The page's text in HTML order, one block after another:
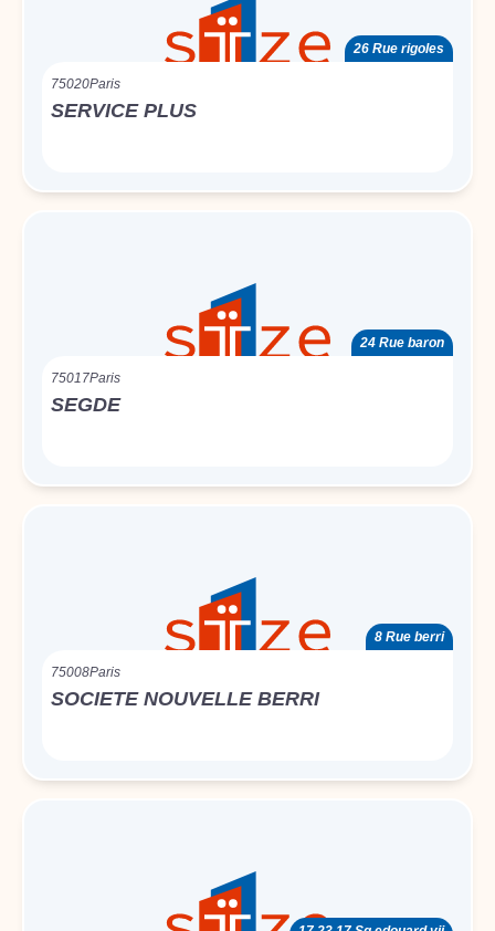
26 Rue rigoles
75020Paris
SERVICE PLUS
24 Rue baron
75017Paris
SEGDE
8 Rue berri
75008Paris
SOCIETE NOUVELLE BERRI